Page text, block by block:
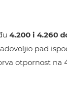
4.200 i 4.260
pad
otpornost na